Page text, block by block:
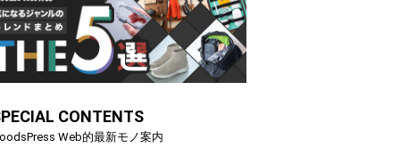
CONTENTS
Web的最新モノ案内